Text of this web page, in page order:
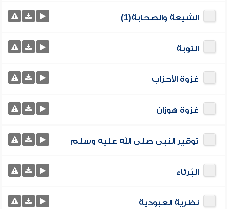
الشيعة والصحابة(1)
التوبة
غزوة الأحزاب
غزوة هوزان
توقير النبى صلى الله عليه وسلم
البُرئاء
نظرية العبودية